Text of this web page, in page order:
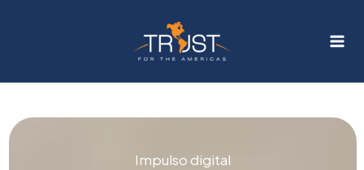
Impulso digital